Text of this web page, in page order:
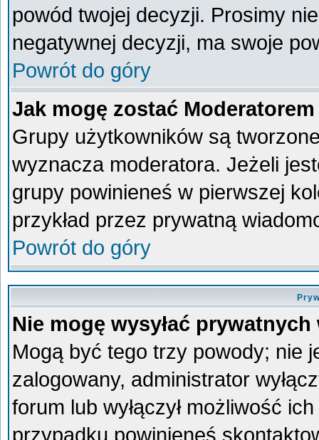
powód twojej decyzji. Prosimy
negatywnej decyzji, ma swoje
Powrót do góry
Jak mogę zostać
Grupy użytkowników są
wyznacza moderatora. Jeżeli
grupy powinieneś w pierwszej
przykład przez prywatną
Powrót do góry
Nie mogę wysyłać
Mogą być tego trzy powody; nie
zalogowany, administrator
forum lub wyłączył możliwość
przypadku powinieneś